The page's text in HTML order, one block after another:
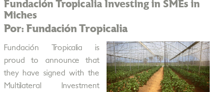
Fundación Tropicalia Investing in SMEs in
Miches
Por: Fundación Tropicalia
Fundación Tropicalia is
proud to announce that
they have signed with the
Multilateral Investment